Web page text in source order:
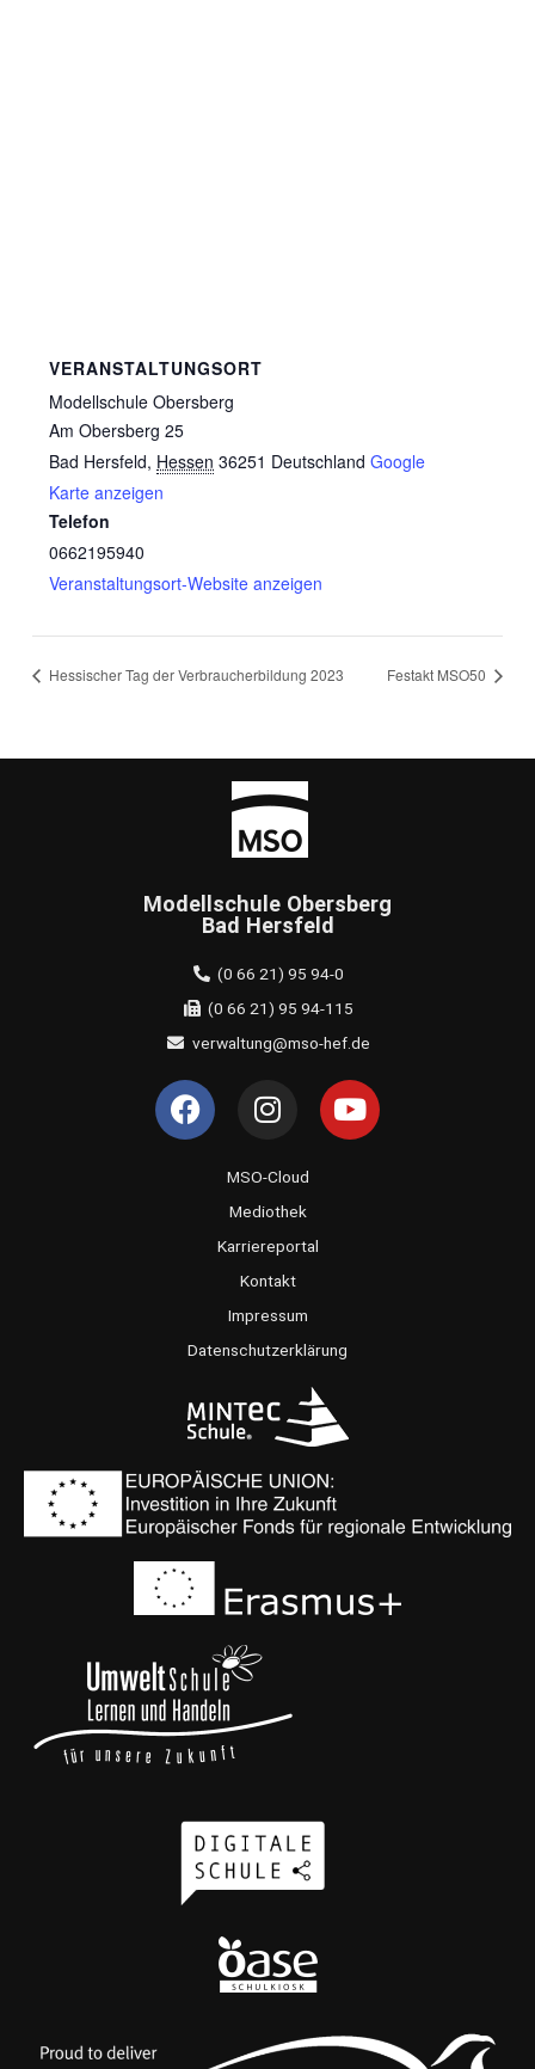
VERANSTALTUNGSORT
Modellschule Obersberg
Am Obersberg 25
Bad Hersfeld, Hessen 36251 Deutschland Google
Karte anzeigen
Telefon
0662195940
Veranstaltungsort-Website anzeigen
Hessischer Tag der Verbraucherbildung 2023 Festakt MSO50
Modellschule Obersberg
Bad Hersfeld
(0 66 21) 95 94-0
(0 66 21) 95 94-115
verwaltung@mso-hef.de
F
a
I
n
t
a
g
r
m
Y
o
MSO-Cloud
Mediothek
Karriereportal
Kontakt
Impressum
Datenschutzerklärung